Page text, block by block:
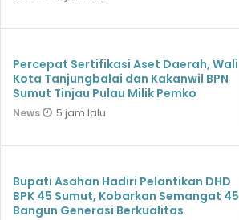
Percepat Sertifikasi Aset Daerah, Wali
Kota Tanjungbalai dan Kakanwil BPN
Sumut Tinjau Pulau Milik Pemko
News 5 jam lalu
Bupati Asahan Hadiri Pelantikan DHD
BPK 45 Sumut, Kobarkan Semangat 45
Bangun Generasi Berkualitas